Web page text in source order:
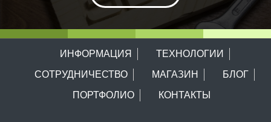
ИНФОРМАЦИЯ
ТЕХНОЛОГИИ
СОТРУДНИЧЕСТВО
МАГАЗИН
БЛОГ
ПОРТФОЛИО
КОНТАКТЫ